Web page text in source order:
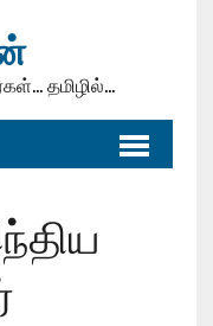
தமிழில்...